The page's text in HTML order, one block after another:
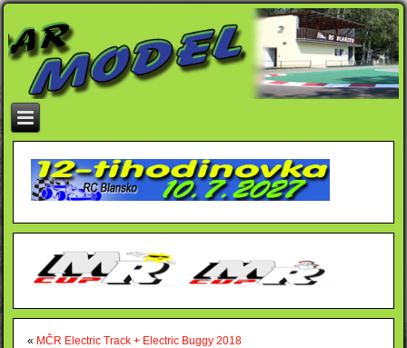
« MČR Electric Track + Electric Buggy 2018